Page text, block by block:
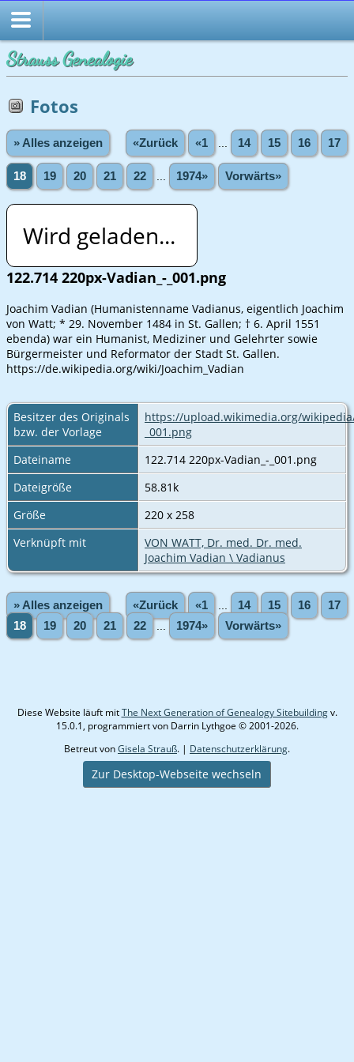
Strauss Genealogie
Fotos
» Alles anzeigen «Zurück «1 14 15 16 17
18 19 20 21 22 1974» Vorwärts»
Wird geladen...
122.714 220px-Vadian_-_001.png
Joachim Vadian (Humanistenname Vadianus, eigentlich Joachim
von Watt; * 29. November 1484 in St. Gallen; † 6. April 1551
ebenda) war ein Humanist, Mediziner und Gelehrter sowie
Bürgermeister und Reformator der Stadt St. Gallen.
https://de.wikipedia.org/wiki/Joachim_Vadian
Besitzer des Originals
bzw. der Vorlage
https://upload.wikimedia.org/
_001.png
Dateiname
122.714 220px-Vadian_-_001.png
Dateigröße
58.81k
Größe
220 x 258
Verknüpft mit
VON WATT, Dr. med. Dr. med.
Joachim Vadian \ Vadianus
» Alles anzeigen «Zurück «1 14 15 16
17
18
19 20 21 22 1974» Vorwärts»
Diese Website läuft mitThe Next Generation of Genealogy Sitebuildingv.
15.0.1, programmiert von Darrin Lythgoe © 2001-2026.
Betreut vonGisela Strauß. | Datenschutzerklärung.
Zur Desktop-Webseite wechseln